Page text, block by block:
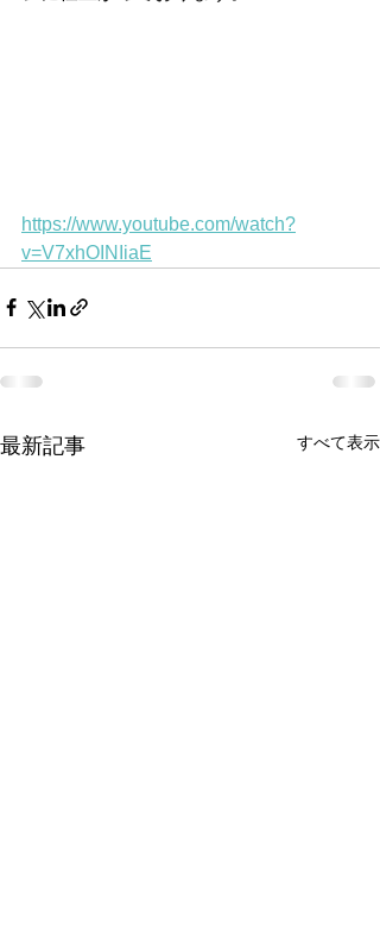
https://www.youtube.com/watch?
v=V7xhOINIiaE
最新記事 すべて表示